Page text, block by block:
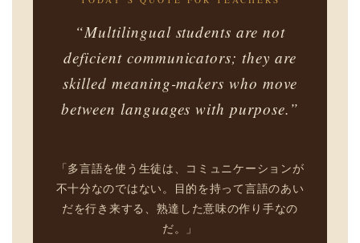
“Multilingual students are not
deficient communicators; they are
skilled meaning-makers who move
between languages with purpose.”
「多言語を使う生徒は、コミュニケーションが
不十分なのではない。目的を持って言語のあい
だを行き来する、熟達した意味の作り手なの
だ。」